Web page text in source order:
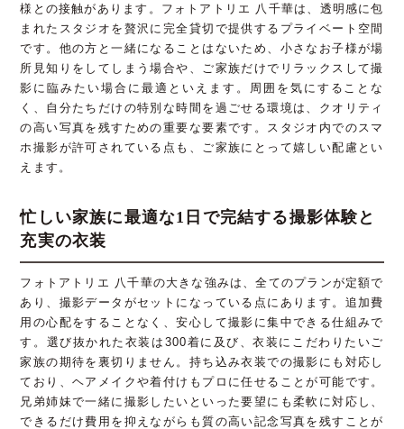
様との接触があります。フォトアトリエ 八千華は、透明感に包
まれたスタジオを贅沢に完全貸切で提供するプライベート空間
です。他の方と一緒になることはないため、小さなお子様が場
所見知りをしてしまう場合や、ご家族だけでリラックスして撮
影に臨みたい場合に最適といえます。周囲を気にすることな
く、自分たちだけの特別な時間を過ごせる環境は、クオリティ
の高い写真を残すための重要な要素です。スタジオ内でのスマ
ホ撮影が許可されている点も、ご家族にとって嬉しい配慮とい
えます。
忙しい家族に最適な1日で完結する撮影体験と
充実の衣装
フォトアトリエ 八千華の大きな強みは、全てのプランが定額で
あり、撮影データがセットになっている点にあります。追加費
用の心配をすることなく、安心して撮影に集中できる仕組みで
す。選び抜かれた衣装は300着に及び、衣装にこだわりたいご
家族の期待を裏切りません。持ち込み衣装での撮影にも対応し
ており、ヘアメイクや着付けもプロに任せることが可能です。
兄弟姉妹で一緒に撮影したいといった要望にも柔軟に対応し、
できるだけ費用を抑えながらも質の高い記念写真を残すことが